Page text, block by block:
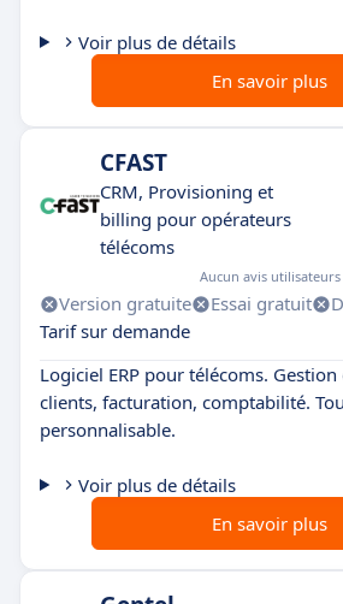
Voir plus de détails
En savoir plus
CFAST
CRM, Provisioning et
billing pour opérateurs
télécoms
Aucun avis utilisateurs
Version gratuite Essai gratuit
Tarif sur demande
Logiciel ERP pour télécoms.
clients, facturation, comptabilité.
personnalisable.
Voir plus de détails
En savoir plus